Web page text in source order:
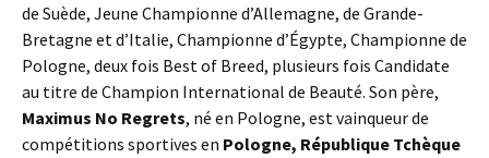
de Suède, Jeune Championne d’Allemagne, de Grande-
Bretagne et d’Italie, Championne d’Égypte, Championne de
Pologne, deux fois Best of Breed, plusieurs fois Candidate
au titre de Champion International de Beauté. Son père,
Maximus No Regrets, né en Pologne, est vainqueur de
compétitions sportives en Pologne, République Tchèque